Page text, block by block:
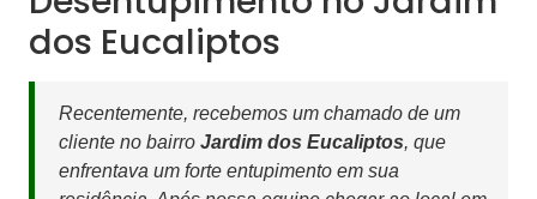
dos Eucaliptos
Recentemente, recebemos um chamado de um
cliente no bairro Jardim dos Eucaliptos, que
enfrentava um forte entupimento em sua